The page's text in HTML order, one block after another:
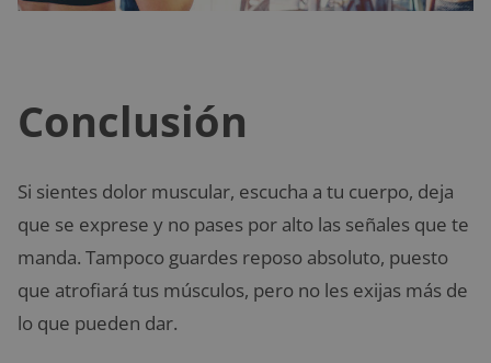
Conclusión
Si sientes dolor muscular, escucha a tu cuerpo, deja
que se exprese y no pases por alto las señales que te
manda. Tampoco guardes reposo absoluto, puesto
que atrofiará tus músculos, pero no les exijas más de
lo que pueden dar.